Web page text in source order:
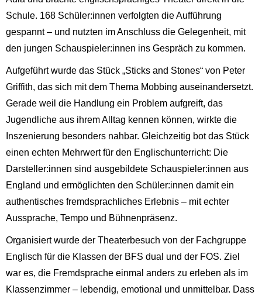
Schule. 168 Schüler:innen verfolgten die Aufführung
gespannt – und nutzten im Anschluss die Gelegenheit, mit
den jungen Schauspieler:innen ins Gespräch zu kommen.
Aufgeführt wurde das Stück „Sticks and Stones“ von Peter
Griffith, das sich mit dem Thema Mobbing auseinandersetzt.
Gerade weil die Handlung ein Problem aufgreift, das
Jugendliche aus ihrem Alltag kennen können, wirkte die
Inszenierung besonders nahbar. Gleichzeitig bot das Stück
einen echten Mehrwert für den Englischunterricht: Die
Darsteller:innen sind ausgebildete Schauspieler:innen aus
England und ermöglichten den Schüler:innen damit ein
authentisches fremdsprachliches Erlebnis – mit echter
Aussprache, Tempo und Bühnenpräsenz.
Organisiert wurde der Theaterbesuch von der Fachgruppe
Englisch für die Klassen der BFS dual und der FOS. Ziel
war es, die Fremdsprache einmal anders zu erleben als im
Klassenzimmer – lebendig, emotional und unmittelbar. Dass